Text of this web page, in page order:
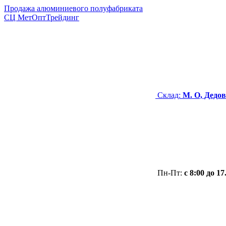
Продажа алюминиевого полуфабриката
СЦ МетОптТрейдинг
Склад: М. О,
Пн-Пт: с 8:00 до